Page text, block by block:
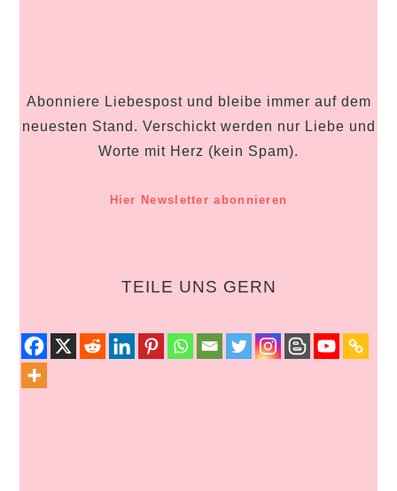
Abonniere Liebespost und bleibe immer auf dem
neuesten Stand. Verschickt werden nur Liebe und
Worte mit Herz (kein Spam).
Hier Newsletter abonnieren
TEILE UNS GERN